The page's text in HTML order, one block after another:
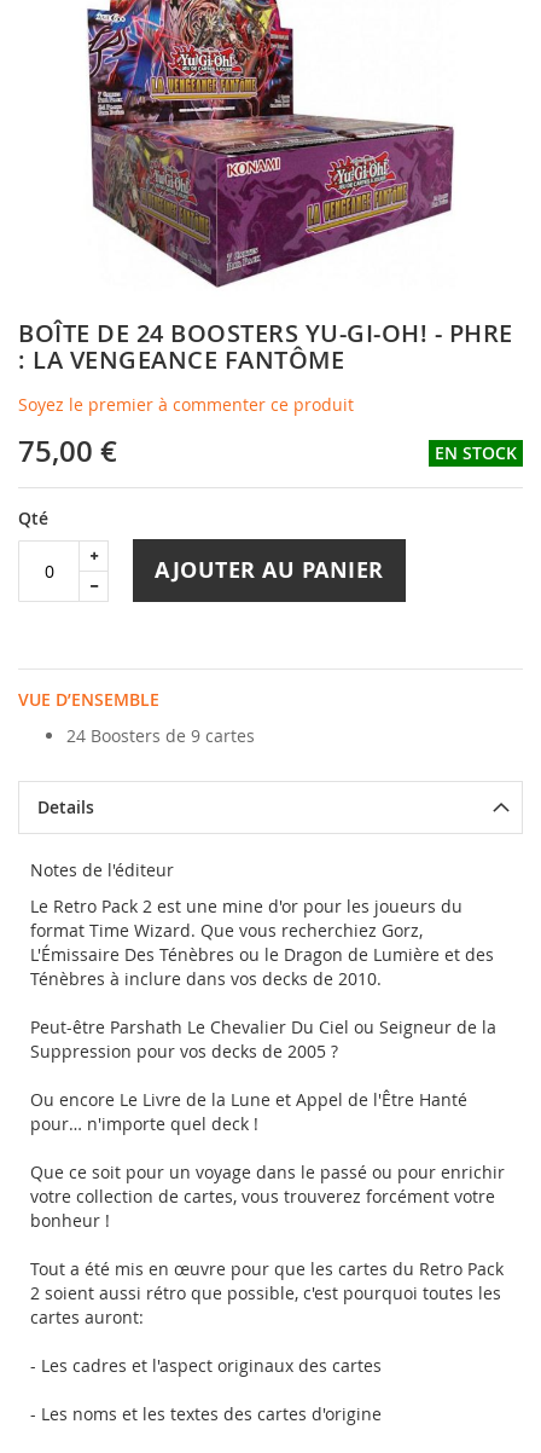
BOÎTE DE 24 BOOSTERS YU-GI-OH! - PHRE
: LA VENGEANCE FANTÔME
Soyez le premier à commenter ce produit
75,00 € EN STOCK
Qté
AJOUTER AU PANIER
VUE D’ENSEMBLE
24 Boosters de 9 cartes
to
the
of
the
images
gallery
Details
Notes de l'éditeur
Le Retro Pack 2 est une mine d'or pour les joueurs du
format Time Wizard. Que vous recherchiez Gorz,
L'Émissaire Des Ténèbres ou le Dragon de Lumière et des
Ténèbres à inclure dans vos decks de 2010.
Peut-être Parshath Le Chevalier Du Ciel ou Seigneur de la
Suppression pour vos decks de 2005 ?
Ou encore Le Livre de la Lune et Appel de l'Être Hanté
pour… n'importe quel deck !
Que ce soit pour un voyage dans le passé ou pour enrichir
votre collection de cartes, vous trouverez forcément votre
bonheur !
Tout a été mis en œuvre pour que les cartes du Retro Pack
2 soient aussi rétro que possible, c'est pourquoi toutes les
cartes auront:
- Les cadres et l'aspect originaux des cartes
- Les noms et les textes des cartes d'origine